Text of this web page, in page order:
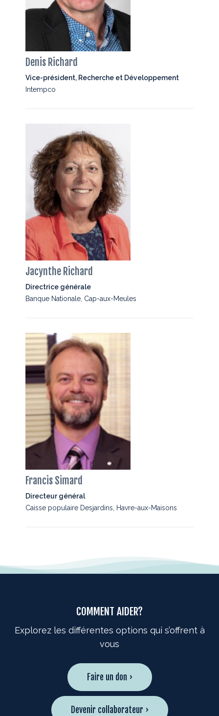
Denis Richard
Vice-président, Recherche et Développement
Intempco
Jacynthe Richard
Directrice générale
Banque Nationale, Cap-aux-Meules
Francis Simard
Directeur général
Caisse populaire Desjardins, Havre-aux-Maisons
COMMENT AIDER?
Explorez les différentes options qui s’offrent à
vous
Faire un don ›
Devenir collaborateur ›